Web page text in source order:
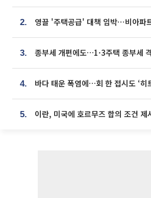
2.
3.
4. 바다 태운 폭염에…회 한 접시도 ‘히
5.